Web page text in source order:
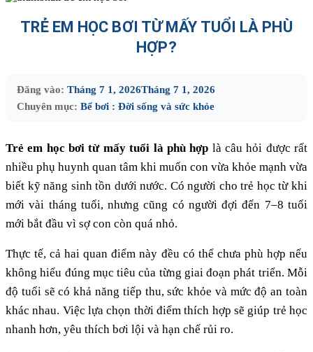
TRẺ EM HỌC BƠI TỪ MẤY TUỔI LÀ PHÙ
HỢP?
Đăng vào: Tháng 7 1, 2026Tháng 7 1, 2026
Chuyên mục: Bể bơi : Đời sống và sức khỏe
Trẻ em học bơi từ mấy tuổi là phù hợp là câu hỏi được rất
nhiều phụ huynh quan tâm khi muốn con vừa khỏe mạnh vừa
biết kỹ năng sinh tồn dưới nước. Có người cho trẻ học từ khi
mới vài tháng tuổi, nhưng cũng có người đợi đến 7–8 tuổi
mới bắt đầu vì sợ con còn quá nhỏ.
Thực tế, cả hai quan điểm này đều có thể chưa phù hợp nếu
không hiểu đúng mục tiêu của từng giai đoạn phát triển. Mỗi
độ tuổi sẽ có khả năng tiếp thu, sức khỏe và mức độ an toàn
khác nhau. Việc lựa chọn thời điểm thích hợp sẽ giúp trẻ học
nhanh hơn, yêu thích bơi lội và hạn chế rủi ro.